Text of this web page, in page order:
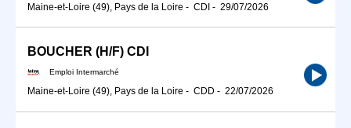
Maine-et-Loire (49), Pays de la Loire - CDI - 29/07/2026
BOUCHER (H/F) CDI
Emploi Intermarché
Maine-et-Loire (49), Pays de la Loire - CDD - 22/07/2026